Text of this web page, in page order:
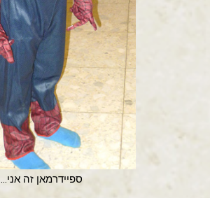
ספיידרמאן זה אני...